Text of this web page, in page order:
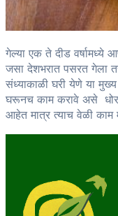
गेल्या एक ते दीड
जसा देशभरात पसरत गेला
संध्याकाळी घरी येणे या
घरूनच काम करावे असे
आहेत मात्र त्याच वेळी